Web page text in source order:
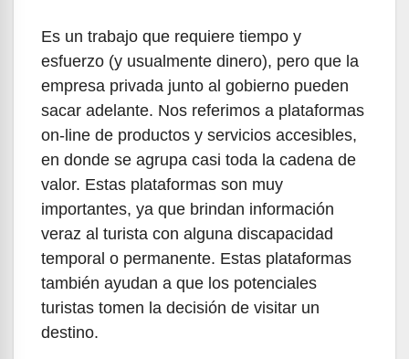
Es un trabajo que requiere tiempo y
esfuerzo (y usualmente dinero), pero que la
empresa privada junto al gobierno pueden
sacar adelante. Nos referimos a plataformas
on-line de productos y servicios accesibles,
en donde se agrupa casi toda la cadena de
valor. Estas plataformas son muy
importantes, ya que brindan información
veraz al turista con alguna discapacidad
temporal o permanente. Estas plataformas
también ayudan a que los potenciales
turistas tomen la decisión de visitar un
destino.